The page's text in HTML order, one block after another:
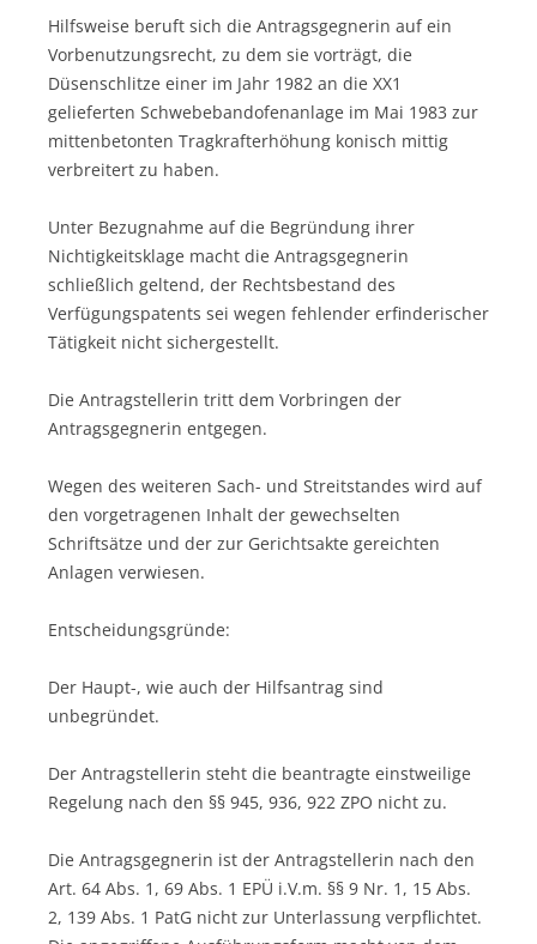
Hilfsweise beruft sich die Antragsgegnerin auf ein
Vorbenutzungsrecht, zu dem sie vorträgt, die
Düsenschlitze einer im Jahr 1982 an die XX1
gelieferten Schwebebandofenanlage im Mai 1983 zur
mittenbetonten Tragkrafterhöhung konisch mittig
verbreitert zu haben.
Unter Bezugnahme auf die Begründung ihrer
Nichtigkeitsklage macht die Antragsgegnerin
schließlich geltend, der Rechtsbestand des
Verfügungspatents sei wegen fehlender erfinderischer
Tätigkeit nicht sichergestellt.
Die Antragstellerin tritt dem Vorbringen der
Antragsgegnerin entgegen.
Wegen des weiteren Sach- und Streitstandes wird auf
den vorgetragenen Inhalt der gewechselten
Schriftsätze und der zur Gerichtsakte gereichten
Anlagen verwiesen.
Entscheidungsgründe:
Der Haupt-, wie auch der Hilfsantrag sind
unbegründet.
Der Antragstellerin steht die beantragte einstweilige
Regelung nach den §§ 945, 936, 922 ZPO nicht zu.
Die Antragsgegnerin ist der Antragstellerin nach den
Art. 64 Abs. 1, 69 Abs. 1 EPÜ i.V.m. §§ 9 Nr. 1, 15 Abs.
2, 139 Abs. 1 PatG nicht zur Unterlassung verpflichtet.